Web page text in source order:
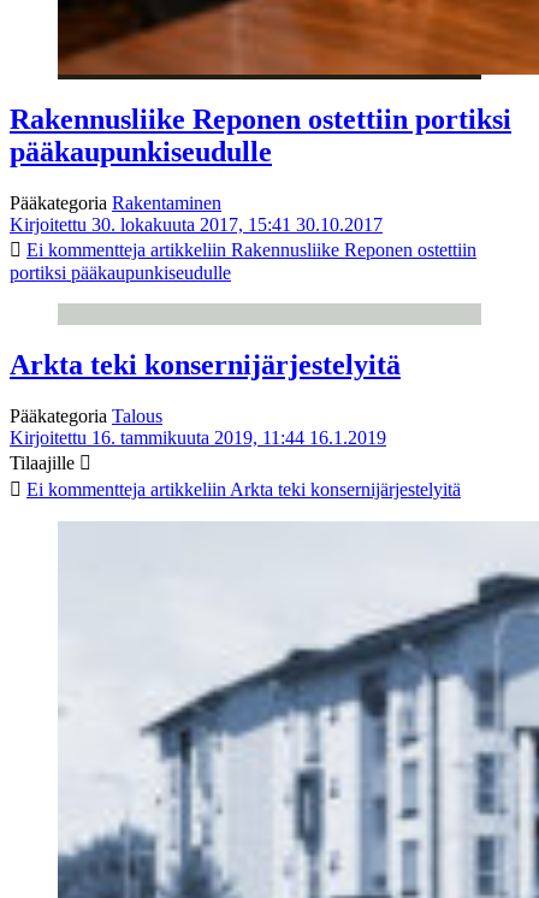
Rakennusliike Reponen ostettiin portiksi
pääkaupunkiseudulle
Pääkategoria Rakentaminen
Kirjoitettu 30. lokakuuta 2017, 15:41 30.10.2017
Ei kommentteja artikkeliin Rakennusliike Reponen ostettiin
portiksi pääkaupunkiseudulle
Arkta teki konsernijärjestelyitä
Pääkategoria Talous
Kirjoitettu 16. tammikuuta 2019, 11:44 16.1.2019
Tilaajille
Ei kommentteja artikkeliin Arkta teki konsernijärjestelyitä